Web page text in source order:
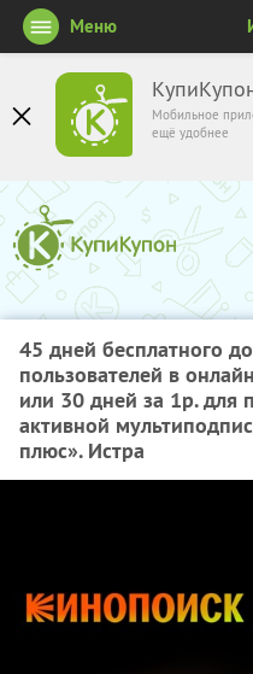
Мобильное
ещё удобнее
Меню
45 дней бесплатного
пользователей в
или 30 дней за 1р. для
активной
плюс». Истра